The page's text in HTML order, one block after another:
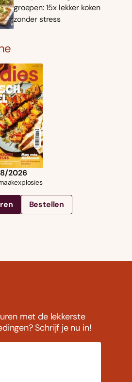
groepen: 15x lekker koken
zonder stress
2026
Bestellen
met de lekkerste
Schrijf je nu in!